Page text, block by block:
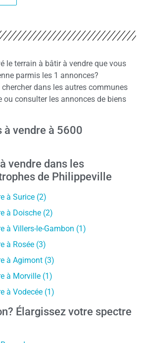
le terrain à bâtir à vendre que vous
parmis les 1 annonces?
dans les autres communes
ou consulter les annonces de biens
vendre à 5600
vendre dans les
de Philippeville
à Surice (2)
à Doische (2)
à Villers-le-Gambon (1)
à Rosée (3)
à Agimont (3)
à Morville (1)
à Vodecée (1)
Élargissez votre spectre